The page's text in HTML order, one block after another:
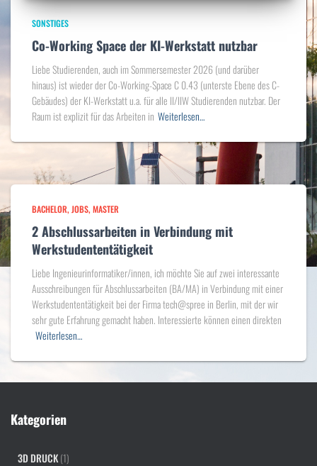
SONSTIGES
Co-Working Space der KI-Werkstatt nutzbar
Liebe Studierenden, auch im Sommersemester 2026 (und darüber
hinaus) ist wieder der Co-Working-Space C 0.43 (unterste Ebene des C-
Gebäudes) der KI-Werkstatt u.a. für alle II/IIW Studierenden nutzbar. Der
Raum ist explizit für das Arbeiten in Weiterlesen…
BACHELOR JOBS MASTER
2 Abschlussarbeiten in Verbindung mit
Werkstudententätigkeit
Liebe Ingenieurinformatiker/innen, ich möchte Sie auf zwei interessante
Ausschreibungen für Abschlussarbeiten (BA/MA) in Verbindung mit einer
Werkstudententätigkeit bei der Firma tech@spree in Berlin, mit der wir
sehr gute Erfahrung gemacht haben. Interessierte können einen direkten
Weiterlesen…
Kategorien
3D DRUCK(1)